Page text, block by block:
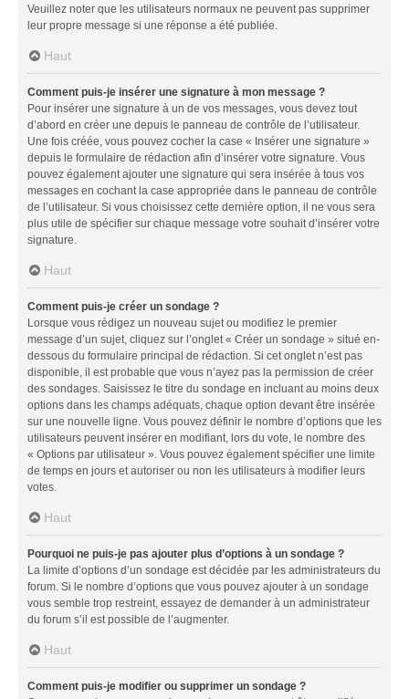
Veuillez noter que les utilisateurs normaux ne peuvent pas supprimer
leur propre message si une réponse a été publiée.
Haut
Comment puis-je insérer une signature à mon message ?
Pour insérer une signature à un de vos messages, vous devez tout
d’abord en créer une depuis le panneau de contrôle de l’utilisateur.
Une fois créée, vous pouvez cocher la case « Insérer une signature »
depuis le formulaire de rédaction afin d’insérer votre signature. Vous
pouvez également ajouter une signature qui sera insérée à tous vos
messages en cochant la case appropriée dans le panneau de contrôle
de l’utilisateur. Si vous choisissez cette dernière option, il ne vous sera
plus utile de spécifier sur chaque message votre souhait d’insérer votre
signature.
Haut
Comment puis-je créer un sondage ?
Lorsque vous rédigez un nouveau sujet ou modifiez le premier
message d’un sujet, cliquez sur l’onglet « Créer un sondage » situé en-
dessous du formulaire principal de rédaction. Si cet onglet n’est pas
disponible, il est probable que vous n’ayez pas la permission de créer
des sondages. Saisissez le titre du sondage en incluant au moins deux
options dans les champs adéquats, chaque option devant être insérée
sur une nouvelle ligne. Vous pouvez définir le nombre d’options que les
utilisateurs peuvent insérer en modifiant, lors du vote, le nombre des
« Options par utilisateur ». Vous pouvez également spécifier une limite
de temps en jours et autoriser ou non les utilisateurs à modifier leurs
votes.
Haut
Pourquoi ne puis-je pas ajouter plus d’options à un sondage ?
La limite d’options d’un sondage est décidée par les administrateurs du
forum. Si le nombre d’options que vous pouvez ajouter à un sondage
vous semble trop restreint, essayez de demander à un administrateur
du forum s’il est possible de l’augmenter.
Haut
Comment puis-je modifier ou supprimer un sondage ?